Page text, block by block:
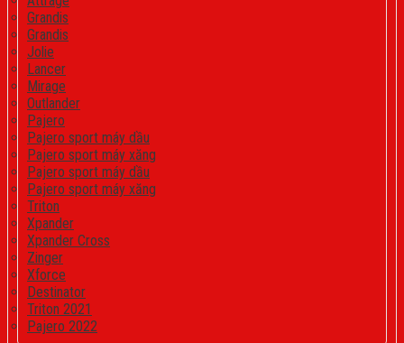
Grandis
Grandis
Jolie
Lancer
Mirage
Outlander
Pajero
Pajero sport máy dầu
Pajero sport máy xăng
Pajero sport máy dầu
Pajero sport máy xăng
Triton
Xpander
Xpander Cross
Zinger
Xforce
Destinator
Triton 2021
Pajero 2022